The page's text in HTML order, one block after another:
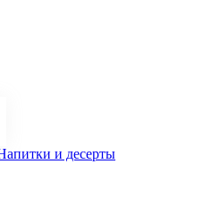
и десерты